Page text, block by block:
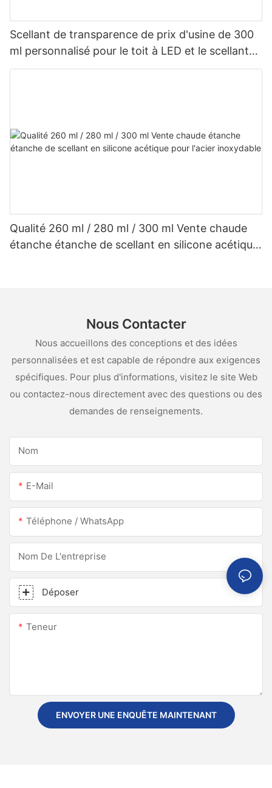
Scellant de transparence de prix d'usine de 300
ml personnalisé pour le toit à LED et le scellant
en silicone acétique de gouttière
Qualité 260 ml / 280 ml / 300 ml Vente chaude
étanche étanche de scellant en silicone acétique
Nous Contacter
Nous accueillons des conceptions et des idées
personnalisées et est capable de répondre aux exigences
spécifiques. Pour plus d'informations, visitez le site Web
ou contactez-nous directement avec des questions ou des
demandes de renseignements.
Nom
E-Mail
Téléphone / WhatsApp
Nom De L'entreprise
Déposer
Teneur
ENVOYER UNE ENQUÊTE MAINTENANT